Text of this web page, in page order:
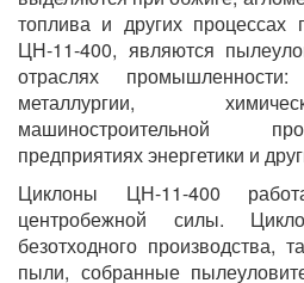
топлива и других процессах
ЦН-11-400, являются
отраслях
металлургии,
машиностроительной
предприятиях энергетики и
Циклоны ЦН-11-400
центробежной силы.
безотходного производства,
пыли, собранные